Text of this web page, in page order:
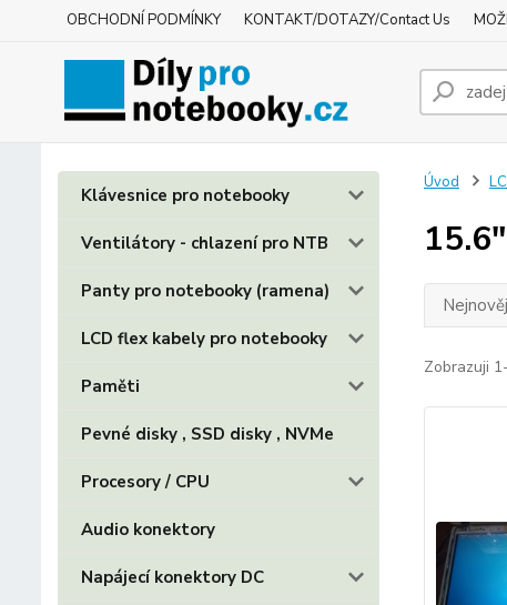
OBCHODNÍ PODMÍNKY KONTAKT/DOTAZY/Contact Us
Klávesnice pro notebooky
Ventilátory - chlazení pro NTB
Panty pro notebooky (ramena)
LCD flex kabely pro notebooky
Paměti
Pevné disky , SSD disky , NVMe
Procesory / CPU
Audio konektory
Napájecí konektory DC
Úvod
15.6"
Zobrazuji